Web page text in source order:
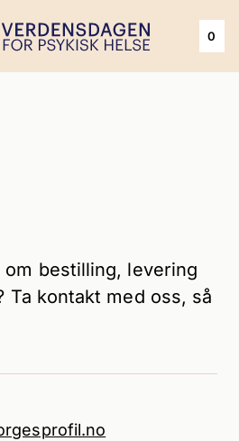
0
om bestilling, levering
Ta kontakt med oss, så